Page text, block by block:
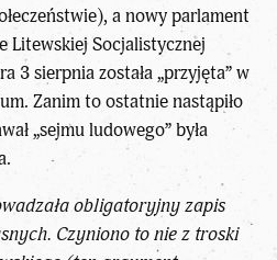
a nowy parlament
Litewskiej Socjalistycznej
3 sierpnia została „przyjęta” w
Zanim to ostatnie nastąpiło
„sejmu ludowego” była
obligatoryjny zapis
Czyniono to nie z troski